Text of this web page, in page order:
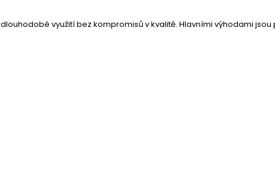
využití bez kompromisů v kvalitě. Hlavními výhodami